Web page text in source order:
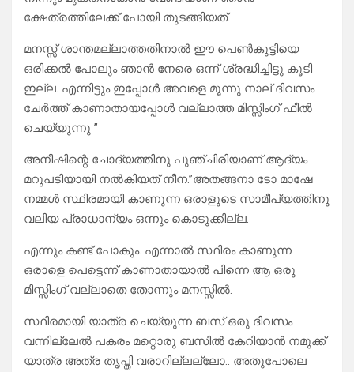
ക്ഷേത്രത്തിലേക്ക് പോയി തുടങ്ങിയത്.
മനസ്സ് ശാന്തമല്ലാത്തതിനാൽ ഈ പെൺകുട്ടിയെ
ഒരിക്കൽ പോലും ഞാൻ നേരെ ഒന്ന് ശ്രദ്ധിച്ചിട്ടു കൂടി
ഇല്ല. എന്നിട്ടും ഇപ്പോൾ അവളെ മൂന്നു നാല് ദിവസം
ചേർത്ത് കാണാതായപ്പോൾ വല്ലാത്ത മിസ്സിംഗ്‌ ഫീൽ
ചെയ്യുന്നു ”
അനീഷിന്റെ ചോദ്യത്തിനു പുഞ്ചിരിയാണ് ആദ്യം
മറുപടിയായി നൽകിയത് നീന.”അതങ്ങനാ ടോ മാഷേ
നമ്മൾ സ്ഥിരമായി കാണുന്ന ഒരാളുടെ സാമീപ്യത്തിനു
വലിയ പ്രാധാന്യം ഒന്നും കൊടുക്കില്ല.
എന്നും കണ്ട് പോകും. എന്നാൽ സ്ഥിരം കാണുന്ന
ഒരാളെ പെട്ടെന്ന് കാണാതായാൽ പിന്നെ ആ ഒരു
മിസ്സിംഗ്‌ വല്ലാതെ തോന്നും മനസ്സിൽ.
സ്ഥിരമായി യാത്ര ചെയ്യുന്ന ബസ് ഒരു ദിവസം
വന്നില്ലേൽ പകരം മറ്റൊരു ബസിൽ കേറിയാൻ നമുക്ക്
യാത്ര അത്ര തൃപ്തി വരാറില്ലല്ലോ.. അതുപോലെ